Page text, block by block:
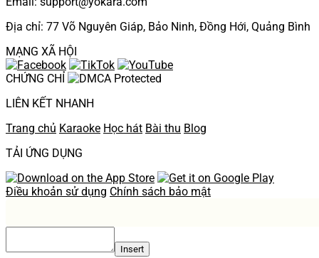
Địa chỉ: 77 Võ Nguyên Giáp, Bảo Ninh, Đồng Hới, Quảng Bình
MẠNG XÃ HỘI
CHỨNG CHỈ
LIÊN KẾT NHANH
Trang chủ Karaoke Học hát Bài thu Blog
TẢI ỨNG DỤNG
Điều khoản sử dụng Chính sách bảo mật
Insert